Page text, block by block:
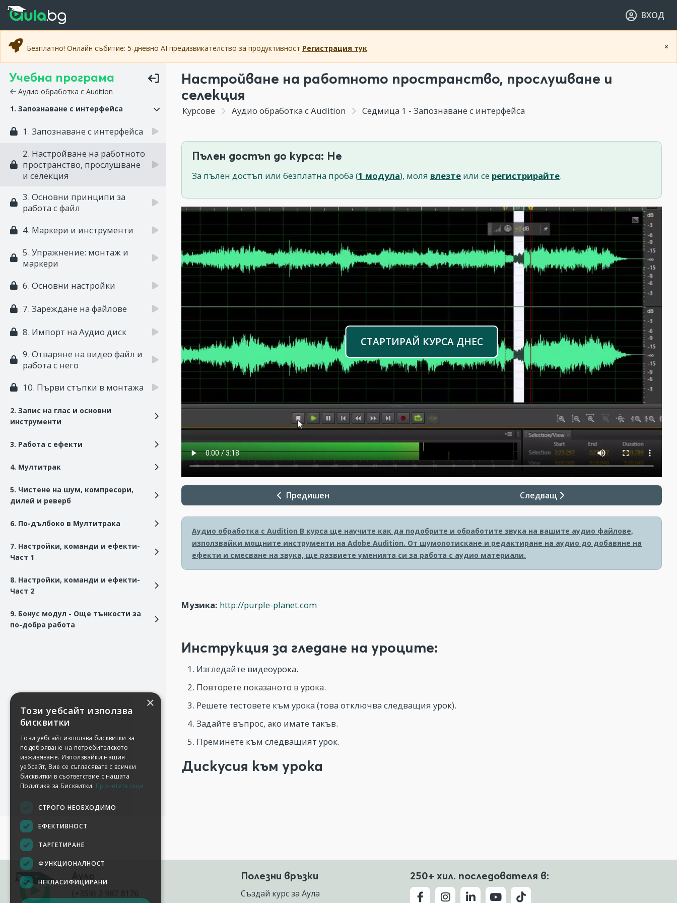
Прескочи към основното съдържание
Прескочи към навигацията
ВХОД
×
Безплатно! Онлайн събитие: 5-дневно AI предизвикателство за продуктивност Регистрация тук.
Учебна програма
Аудио обработка с Audition
1. Запознаване с интерфейса
1. Запознаване с интерфейса
2. Настройване на работното
пространство, прослушване
и селекция
3. Основни принципи за
работа с файл
4. Маркери и инструменти
5. Упражнение: монтаж и
маркери
6. Основни настройки
7. Зареждане на файлове
8. Импорт на Аудио диск
9. Отваряне на видео файл и
работа с него
10. Първи стъпки в монтажа
2. Запис на глас и основни
инструменти
3. Работа с ефекти
4. Мултитрак
5. Чистене на шум, компресори,
дилей и реверб
6. По-дълбоко в Мултитрака
7. Настройки, команди и ефекти-
Част 1
8. Настройки, команди и ефекти-
Част 2
9. Бонус модул - Още тънкости за
по-добра работа
Настройване на работното пространство, прослушване и
селекция
Курсове Аудио обработка с Audition Седмица 1 - Запознаване с интерфейса
Пълен достъп до курса: Не
За пълен достъп или безплатна проба (1 модула), моля влезте или се регистрирайте.
СТАРТИРАЙ КУРСА ДНЕС
Предишен Следващ
Аудио обработка с Audition В курса ще научите как да подобрите и обработите звука на вашите аудио файлове,
използвайки мощните инструменти на Adobe Audition. От шумопотискане и редактиране на аудио до добавяне на
ефекти и смесване на звука, ще развиете уменията си за работа с аудио материали.
Музика: http://purple-planet.com
Инструкция за гледане на уроците:
Изгледайте видеоурока.
Повторете показаното в урока.
Решете тестовете към урока (това отключва следващия урок).
Задайте въпрос, ако имате такъв.
Преминете към следващият урок.
Дискусия към урока
Полезни връзки
Създай курс за Аула
250+ хил. последователя в:
×
Този уебсайт използва
бисквитки
Този уебсайт използва бисквитки за
подобряване на потребителското
изживяване. Използвайки нашия
уебсайт, Вие се съгласявате с всички
бисквитки в съответствие с нашата
Политика за Бисквитки. Прочетете още
СТРОГО НЕОБХОДИМО
ЕФЕКТИВНОСТ
ТАРГЕТИРАНЕ
ФУНКЦИОНАЛНОСТ
НЕКЛАСИФИЦИРАНИ